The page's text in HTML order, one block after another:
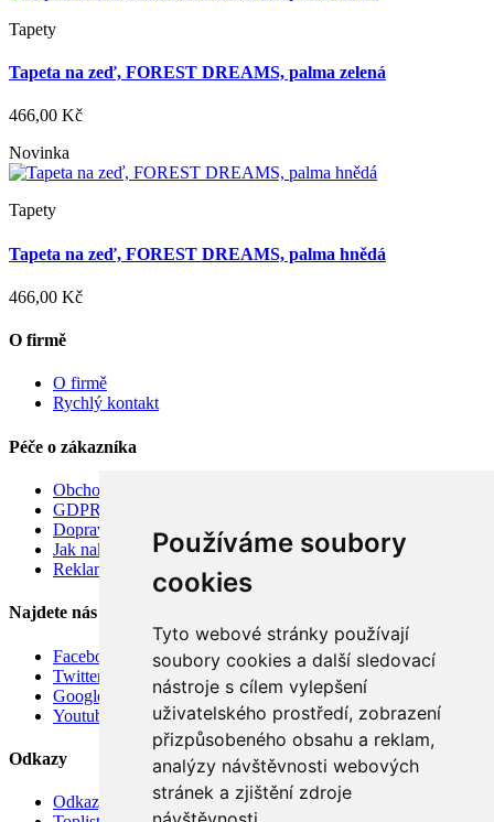
Používáme soubory
cookies
Tyto webové stránky používají
soubory cookies a další sledovací
nástroje s cílem vylepšení
uživatelského prostředí, zobrazení
přizpůsobeného obsahu a reklam,
analýzy návštěvnosti webových
stránek a zjištění zdroje
Tapety
Tapeta na zeď, FOREST DREAMS, palma zelená
466,00 Kč
Novinka
Tapety
Tapeta na zeď, FOREST DREAMS, palma hnědá
466,00 Kč
O firmě
O firmě
Rychlý kontakt
Péče o zákazníka
Obchodní podmínky
GDPR
Doprava
Jak nakupovat
Reklamace
Najdete nás
Facebook
Twitter
Google
Youtube
Odkazy
Odkazy